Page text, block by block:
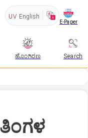
UV English
E-Paper
ಹೊಂಗಿರಣ Search